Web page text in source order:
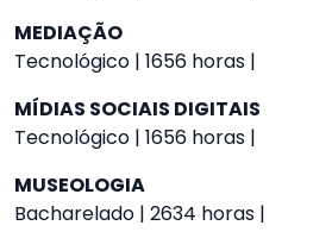
MEDIAÇÃO
Tecnológico | 1656 horas |
MÍDIAS SOCIAIS DIGITAIS
Tecnológico | 1656 horas |
MUSEOLOGIA
Bacharelado | 2634 horas |